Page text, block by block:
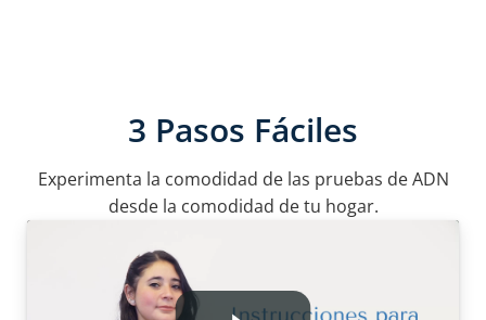
3 Pasos Fáciles
Experimenta la comodidad de las pruebas de ADN
desde la comodidad de tu hogar.